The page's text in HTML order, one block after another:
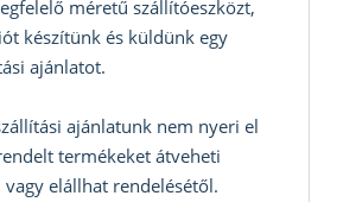
méretű szállítóeszközt,
készítünk és küldünk egy
ajánlatot.
ajánlatunk nem nyeri el
termékeket átveheti
elállhat rendelésétől.